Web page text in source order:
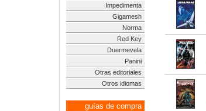
Impedimenta
Gigamesh
Norma
Red Key
Duermevela
Panini
Otras editoriales
Otros idiomas
guías de compra